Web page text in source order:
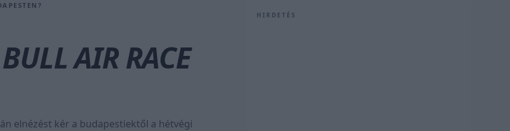
AIR RACE
elnézést kér a budapestiektől a hétvégi
HIRDETÉS